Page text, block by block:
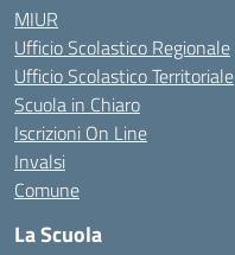
MIUR
Ufficio Scolastico Regionale
Ufficio Scolastico Territoriale
Scuola in Chiaro
Iscrizioni On Line
Invalsi
Comune
La Scuola